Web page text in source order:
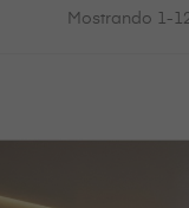
Mostrando 1-